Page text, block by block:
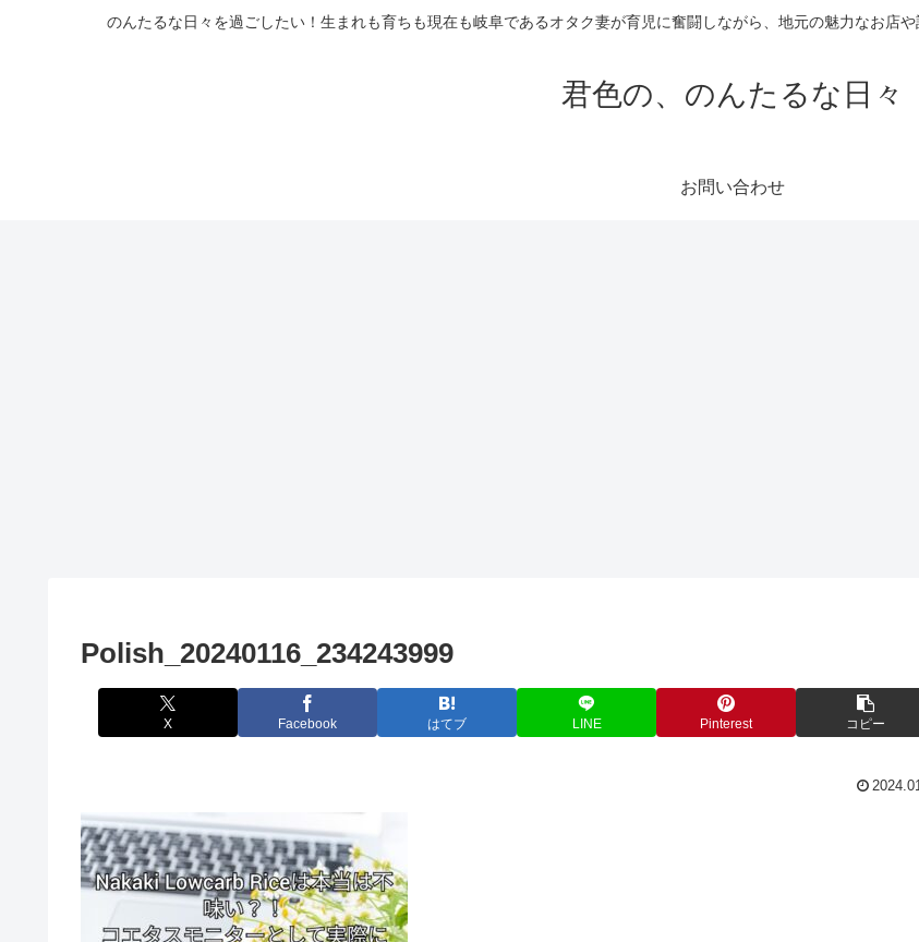
のんたるな日々を過ごしたい！生まれも育ちも現在も岐阜であるオタク妻が育児に奮闘しながら、地元の魅力なお店
君色の、のんたるな日々
お問い合わせ
Polish_20240116_234243999
X Facebook はてブ LINE Pinterest コピー